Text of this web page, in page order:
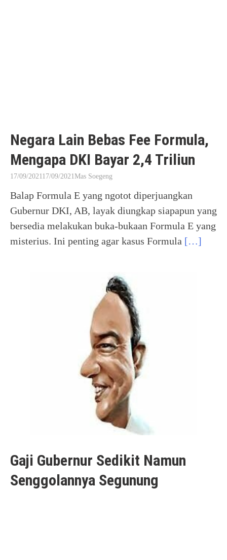
Negara Lain Bebas Fee Formula,
Mengapa DKI Bayar 2,4 Triliun
17/09/202117/09/2021Mas Soegeng
Balap Formula E yang ngotot diperjuangkan
Gubernur DKI, AB, layak diungkap siapapun yang
bersedia melakukan buka-bukaan Formula E yang
misterius. Ini penting agar kasus Formula […]
Gaji Gubernur Sedikit Namun
Senggolannya Segunung